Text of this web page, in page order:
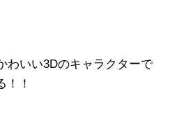
わいい3Dのキャラクターで
！！